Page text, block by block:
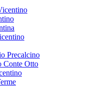
Precalcino
Conte Otto